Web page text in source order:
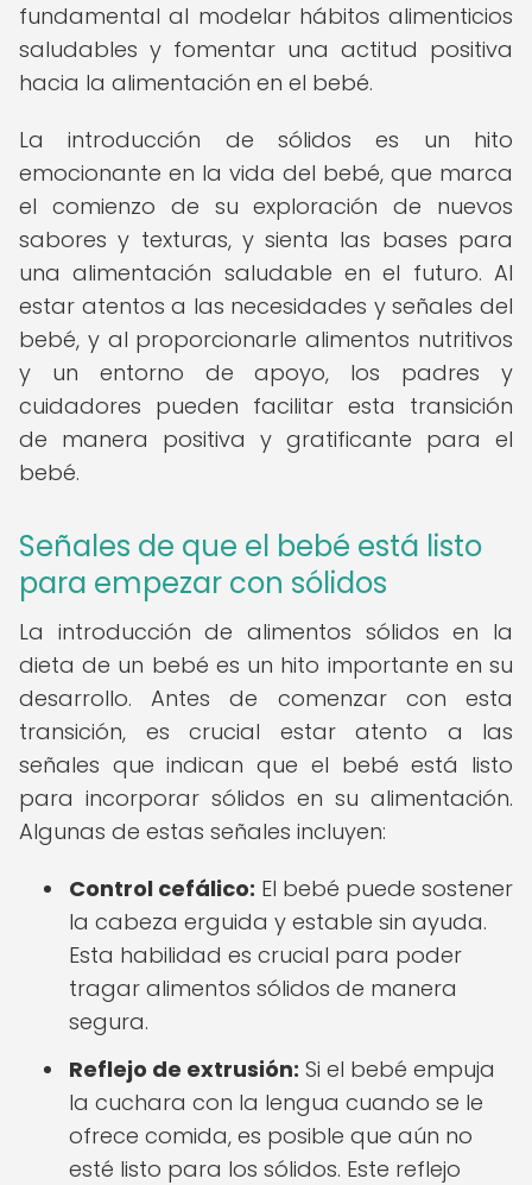
fundamental al modelar hábitos alimenticios
saludables y fomentar una actitud positiva
hacia la alimentación en el bebé.
La introducción de sólidos es un hito
emocionante en la vida del bebé, que marca
el comienzo de su exploración de nuevos
sabores y texturas, y sienta las bases para
una alimentación saludable en el futuro. Al
estar atentos a las necesidades y señales del
bebé, y al proporcionarle alimentos nutritivos
y un entorno de apoyo, los padres y
cuidadores pueden facilitar esta transición
de manera positiva y gratificante para el
bebé.
Señales de que el bebé está listo
para empezar con sólidos
La introducción de alimentos sólidos en la
dieta de un bebé es un hito importante en su
desarrollo. Antes de comenzar con esta
transición, es crucial estar atento a las
señales que indican que el bebé está listo
para incorporar sólidos en su alimentación.
Algunas de estas señales incluyen:
Control cefálico: El bebé puede sostener
la cabeza erguida y estable sin ayuda.
Esta habilidad es crucial para poder
tragar alimentos sólidos de manera
segura.
Reflejo de extrusión: Si el bebé empuja
la cuchara con la lengua cuando se le
ofrece comida, es posible que aún no
esté listo para los sólidos. Este reflejo